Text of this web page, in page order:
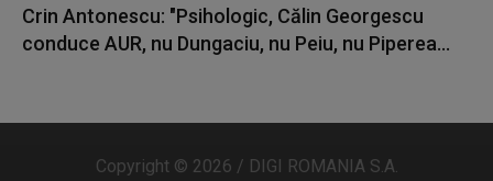
Crin Antonescu: "Psihologic, Călin Georgescu
conduce AUR, nu Dungaciu, nu Peiu, nu Piperea...
Copyright © 2026 / DIGI ROMANIA S.A.